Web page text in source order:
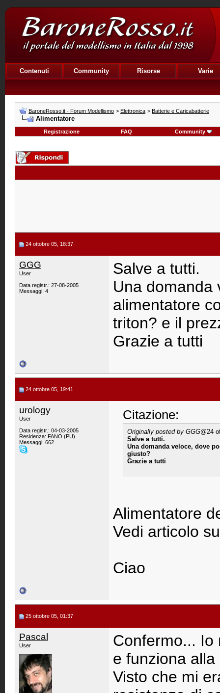
Contenuti Community Risorse Varie
BaroneRosso.it - Forum Modellismo > Elettronica > Batterie e Caricabatterie
Alimentatore
Registrazione FAQ Community
24 ottobre 05, 18:37
GGG
User
Data registr.: 27-08-2005
Messaggi: 4
Salve a tutti.
Una domanda
alimentatore
triton? e il
Grazie a tutti
24 ottobre 05, 19:41
urology
User
Data registr.: 04-03-2005
Residenza: FANO (PU)
Messaggi: 662
Citazione:
Originally posted by GGG@24
Salve a tutti.
Una domanda veloce, dove
giusto?
Grazie a tutti
Alimentatore
Vedi articolo
Ciao
25 ottobre 05, 01:37
Pascal
User
Confermo... Io
e funziona alla
Visto che mi